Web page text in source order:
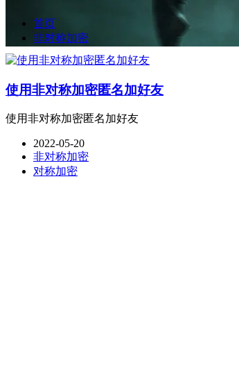
首页
非对称加密
使用非对称加密匿名加好友
使用非对称加密匿名加好友
2022-05-20
非对称加密
对称加密